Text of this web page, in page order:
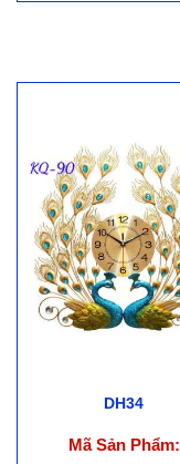
DH34
Mã Sản Phẩm: